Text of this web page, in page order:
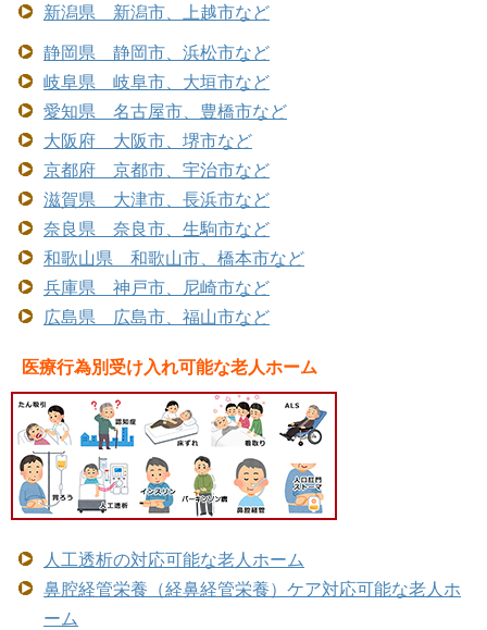
新潟県 新潟市、上越市など
静岡県 静岡市、浜松市など
岐阜県 岐阜市、大垣市など
愛知県 名古屋市、豊橋市など
大阪府 大阪市、堺市など
京都府 京都市、宇治市など
滋賀県 大津市、長浜市など
奈良県 奈良市、生駒市など
和歌山県 和歌山市、橋本市など
兵庫県 神戸市、尼崎市など
広島県 広島市、福山市など
医療行為別受け入れ可能な老人ホーム
人工透析の対応可能な老人ホーム
鼻腔経管栄養（経鼻経管栄養）ケア対応可能な老人ホ
ーム